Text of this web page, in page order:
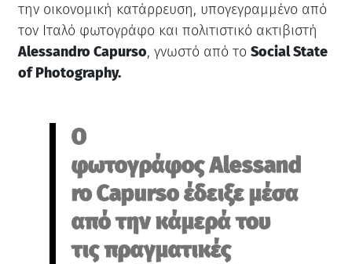
την οικονομική κατάρρευση, υπογεγραμμένο από
τον Ιταλό φωτογράφο και πολιτιστικό ακτιβιστή
Alessandro Capurso, γνωστό από το Social State
of Photography.
Ο
φωτογράφος Alessand
ro Capurso έδειξε μέσα
από την κάμερά του
τις πραγματικές